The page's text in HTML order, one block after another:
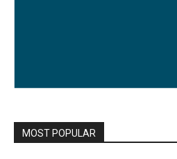
MOST POPULAR